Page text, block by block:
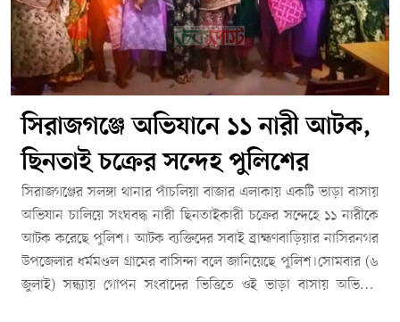
সিরাজগঞ্জে অভিযানে ১১ নারী আটক,
ছিনতাই চক্রের সন্দেহ পুলিশের
সিরাজগঞ্জের সলঙ্গা থানার পাঁচলিয়া বাজার এলাকায় একটি ভাড়া বাসায়
অভিযান চালিয়ে সংঘবদ্ধ নারী ছিনতাইকারী চক্রের সন্দেহে ১১ নারীকে
আটক করেছে পুলিশ। আটক ব্যক্তিদের সবাই ব্রাহ্মণবাড়িয়ার নাসিরনগর
উপজেলার ধর্মমণ্ডল গ্রামের বাসিন্দা বলে জানিয়েছে পুলিশ।সোমবার (৬
জুলাই) সন্ধ্যায় গোপন সংবাদের ভিত্তিতে ওই ভাড়া বাসায় অভিযান